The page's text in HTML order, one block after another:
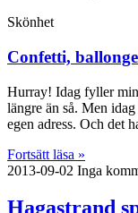
Skönhet
Confetti,
Hurray! Idag fyller
längre än så. Men
egen adress. Och det
Fortsätt läsa »
2013-09-02 Inga
Hagastrand